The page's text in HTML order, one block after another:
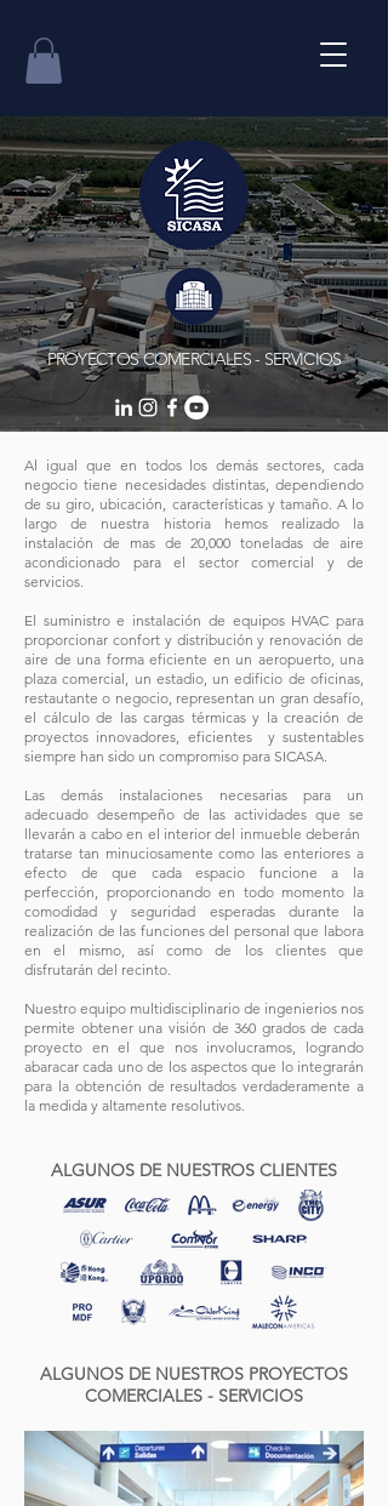
PROYECTOS COMERCIALES - SERVICIOS
Al igual que en todos los demás sectores, cada
negocio tiene necesidades distintas, dependiendo
de su giro, ubicación, características y tamaño. A lo
largo de nuestra historia hemos realizado la
instalación de mas de 20,000 toneladas de aire
acondicionado para el sector comercial y de
servicios.
El suministro e instalación de equipos HVAC para
proporcionar confort y distribución y renovación de
aire de una forma eficiente en un aeropuerto, una
plaza comercial, un estadio, un edificio de oficinas,
restautante o negocio, representan un gran desafío,
el cálculo de las cargas térmicas y la creación de
proyectos innovadores, eficientes y sustentables
siempre han sido un compromiso para SICASA.
Las demás instalaciones necesarias para un
adecuado desempeño de las actividades que se
llevarán a cabo en el interior del inmueble deberán
tratarse tan minuciosamente como las enteriores a
efecto de que cada espacio funcione a la
perfección, proporcionando en todo momento la
comodidad y seguridad esperadas durante la
realización de las funciones del personal que labora
en el mismo, así como de los clientes que
disfrutarán del recinto.
Nuestro equipo multidisciplinario de ingenierios nos
permite obtener una visión de 360 grados de cada
proyecto en el que nos involucramos, logrando
abaracar cada uno de los aspectos que lo integrarán
para la obtención de resultados verdaderamente a
la medida y altamente resolutivos.
ALGUNOS DE NUESTROS CLIENTES
ALGUNOS DE NUESTROS PROYECTOS
COMERCIALES - SERVICIOS